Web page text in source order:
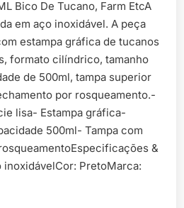
Bico De Tucano, Farm EtcA
em aço inoxidável. A peça
estampa gráfica de tucanos
formato cilíndrico, tamanho
de 500ml, tampa superior
por rosqueamento.-
lisa- Estampa gráfica-
500ml- Tampa com
&
PretoMarca: